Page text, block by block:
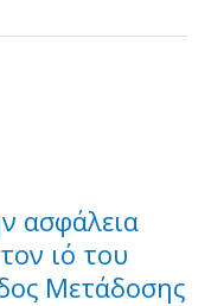
ασφάλεια
ιό του
Μετάδοσης